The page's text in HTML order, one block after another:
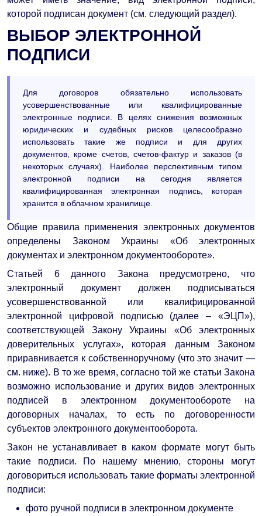
которой подписан документ (см. следующий раздел).
ВЫБОР ЭЛЕКТРОННОЙ
ПОДПИСИ
Для договоров обязательно использовать
усовершенствованные или квалифицированные
электронные подписи. В целях снижения возможных
юридических и судебных рисков целесообразно
использовать такие же подписи и для других
документов, кроме счетов, счетов-фактур и заказов (в
некоторых случаях). Наиболее перспективным типом
электронной подписи на сегодня является
квалифицированная электронная подпись, которая
хранится в облачном хранилище.
Общие правила применения электронных документов
определены Законом Украины «Об электронных
документах и электронном документообороте».
Статьей 6 данного Закона предусмотрено, что
электронный документ должен подписываться
усовершенствованной или квалифицированной
электронной цифровой подписью (далее – «ЭЦП»),
соответствующей Закону Украины «Об электронных
доверительных услугах», которая данным Законом
приравнивается к собственноручному (что это значит —
см. ниже). В то же время, согласно той же статьи Закона
возможно использование и других видов электронных
подписей в электронном документообороте на
договорных началах, то есть по договоренности
субъектов электронного документооборота.
Закон не устанавливает в каком формате могут быть
такие подписи. По нашему мнению, стороны могут
договориться использовать такие форматы электронной
подписи:
фото ручной подписи в электронном документе